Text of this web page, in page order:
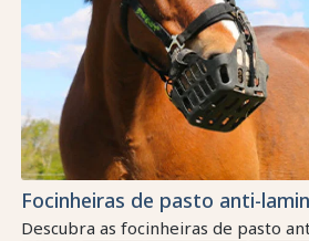
Focinheiras de pasto anti-
Descubra as focinheiras de pasto